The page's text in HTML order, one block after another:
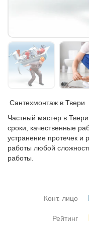
Сантехмонтаж в Твери
Частный мастер в
сроки, качественные
устранение протечек и
работы любой
работы.
Конт. лицо
Рейтинг